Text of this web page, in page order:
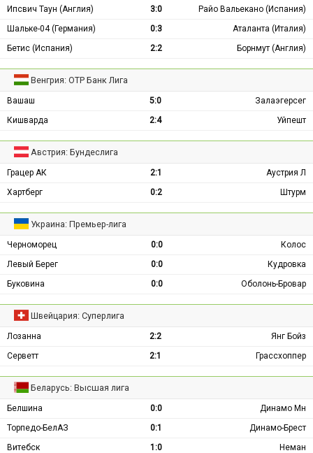
Ипсвич Таун (Англия) 3:0
Райо Вальекано (Испания)
Шальке-04 (Германия)
0:3
Аталанта (Италия)
Бетис (Испания)
2:2 Борнмут (Англия)
Венгрия: ОТР Банк Лига
Вашаш 5:0
Залаэгерсег
Кишварда
2:4 Уйпешт
Австрия: Бундеслига
Грацер АК 2:1
Аустрия Л
Хартберг
0:2 Штурм
Украина: Премьер-лига
Черноморец 0:0
Колос
Левый Берег
0:0
Кудровка
Буковина
0:0 Оболонь-Бровар
Швейцария: Суперлига
Лозанна 2:2
Янг Бойз
Серветт
2:1 Грассхоппер
Беларусь: Высшая лига
Белшина 0:0
Динамо Мн
Торпедо-БелАЗ
0:1
Динамо-Брест
Витебск
1:0 Неман